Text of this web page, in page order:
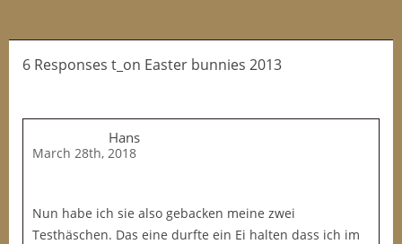
6 Responses t_on Easter bunnies 2013
Hans
March 28th, 2018
Nun habe ich sie also gebacken meine zwei
Testhäschen. Das eine durfte ein Ei halten dass ich im